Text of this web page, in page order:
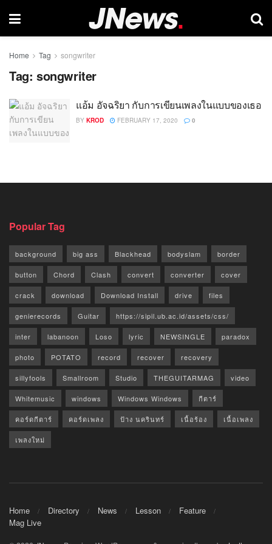
Home Tag songwriter
Tag: songwriter
แอ้ม อัจฉริยา กับการเขียนเพลงในแบบของเธอ
BY KROD FEBRUARY 17, 2020 0
Popular Tag
background big ass Blackhead bodyslam border
button Chord Clash convert converter cover
crack download Download Install drive files
genierecords Guitar https://sipil.ub.ac.id/assets/css/
inter labanoon Loso lyric NEWSINGLE paradox
photo POTATO record recover recovery
sillyfools Smallroom Studio THEGUITARMAG video
Whitemusic windows Windows Windows กีตาร์
คอร์ดกีตาร์ คอร์ดเพลง ป้าง นครินทร์ เนื้อร้อง เนื้อเพลง
เพลงใหม่
Home Directory News Lesson
Feature
Mag Live